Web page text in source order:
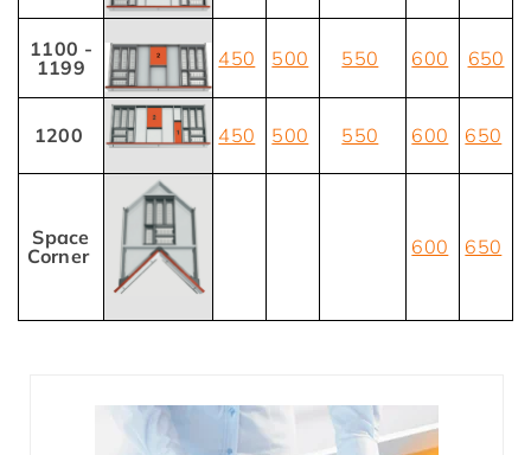
1100 -
1199
450 500 550 600 650
1200 450 500 550 600 650
Space
Corner
600 650